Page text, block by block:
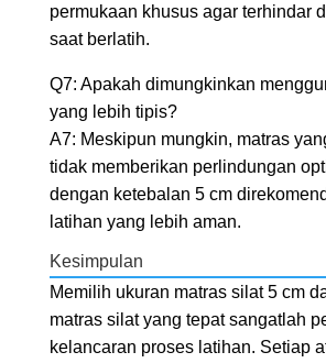
permukaan khusus agar terhindar
saat berlatih.
Q7: Apakah dimungkinkan
yang lebih tipis?
A7: Meskipun mungkin, matras
tidak memberikan perlindungan
dengan ketebalan 5 cm
latihan yang lebih aman.
Kesimpulan
Memilih ukuran matras silat 5 cm
matras silat yang tepat sangatlah
kelancaran proses latihan. Setiap